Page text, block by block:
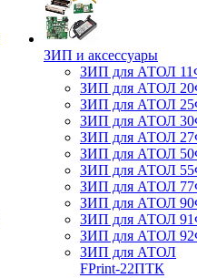
ЗИП и аксессуары
ЗИП для АТОЛ
ЗИП для АТОЛ
ЗИП для АТОЛ
ЗИП для АТОЛ
ЗИП для АТОЛ
ЗИП для АТОЛ
ЗИП для АТОЛ
ЗИП для АТОЛ
ЗИП для АТОЛ
ЗИП для АТОЛ
ЗИП для АТОЛ
ЗИП для АТОЛ
FPrint-22ПТК